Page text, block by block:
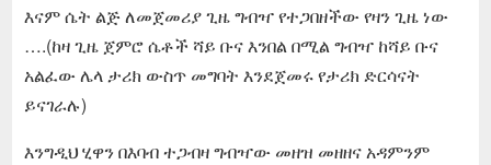
እናም ሴት ልጅ ለመጀመሪያ ጊዜ ግብዣ የተጋበዘችው የዛን ጊዜ ነው
….(ከዛ ጊዜ ጀምሮ ሴቶች ሻይ ቡና እንበል በሚል ግብዣ ከሻይ ቡና
አልፈው ሌላ ታሪክ ውስጥ መግባት እንደጀመሩ የታሪክ ድርሳናት
ይናገራሉ)
እንግዲህ ሂዋን በእባብ ተጋብዛ ግብዣው መዘዝ መዘዘና አዳምንም